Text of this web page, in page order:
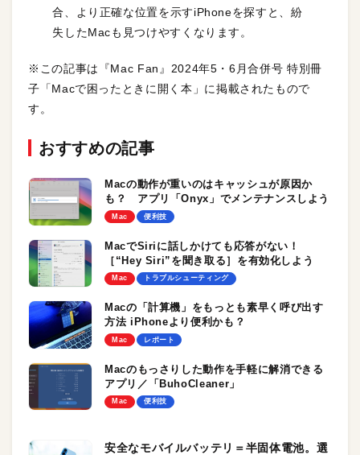
合、より正確な位置を示すiPhoneを探すと、紛
失したMacも見つけやすくなります。
※この記事は『Mac Fan』2024年5・6月合併号 特別冊
子「Macで困ったときに開く本」に掲載されたもので
す。
おすすめの記事
Macの動作が重いのはキャッシュが原因か
も？ アプリ「Onyx」でメンテナンスしよう
Mac 便利技
MacでSiriに話しかけても応答がない！
［“Hey Siri”を聞き取る］を有効化しよう
Mac トラブルシューティング
Macの「計算機」をもっとも素早く呼び出す
方法 iPhoneより便利かも？
Mac レポート
Macのもっさりした動作を手軽に解消できる
アプリ／「BuhoCleaner」
Mac 便利技
安全なモバイルバッテリ＝半固体電池。選